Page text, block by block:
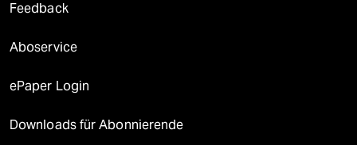
Feedback
Aboservice
ePaper Login
Downloads für Abonnierende